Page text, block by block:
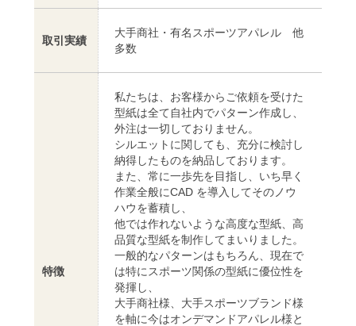
取引実績
大手商社・有名スポーツアパレル 他
多数
特徴
私たちは、お客様からご依頼を受けた
型紙は全て自社内でパターン作成し、
外注は一切しておりません。
シルエットに関しても、充分に検討し
納得したものを納品しております。
また、常に一歩先を目指し、いち早く
作業全般にCAD を導入してそのノウ
ハウを蓄積し、
他では作れないような高度な型紙、高
品質な型紙を制作してまいりました。
一般的なパターンはもちろん、現在で
は特にスポーツ関係の型紙に優位性を
発揮し、
大手商社様、大手スポーツブランド様
を軸に今はオンデマンドアパレル様と